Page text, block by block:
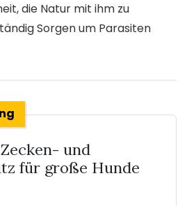
die Natur mit ihm zu
Sorgen um Parasiten
und
für große Hunde